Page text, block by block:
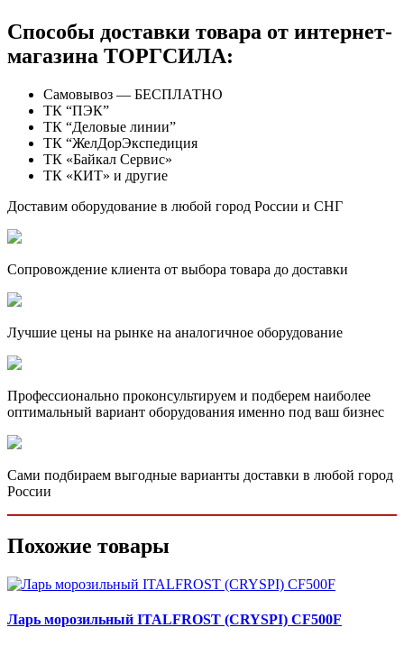
Способы доставки товара от интернет-
магазина ТОРГСИЛА:
Самовывоз — БЕСПЛАТНО
ТК “ПЭК”
ТК “Деловые линии”
ТК “ЖелДорЭкспедиция
ТК «Байкал Сервис»
ТК «КИТ» и другие
Доставим оборудование в любой город России и СНГ
Сопровождение клиента от выбора товара до доставки
Лучшие цены на рынке на аналогичное оборудование
Профессионально проконсультируем и подберем наиболее
оптимальный вариант оборудования именно под ваш бизнес
Сами подбираем выгодные варианты доставки в любой город
России
Похожие товары
Ларь морозильный ITALFROST (CRYSPI) CF500F